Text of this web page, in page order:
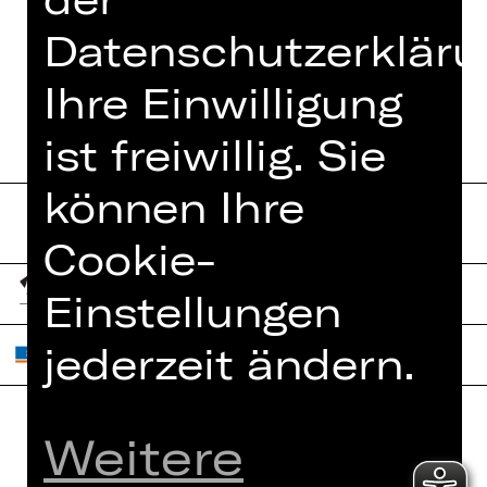
TEAM
TERMINE UND BESETZUNG
Home
Ihre Einwilligung
ist freiwillig. Sie
können Ihre
Cookie-
Einstellungen
jederzeit ändern.
Weitere